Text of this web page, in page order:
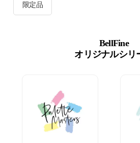
限定品
BellFine
オリジナルシリ